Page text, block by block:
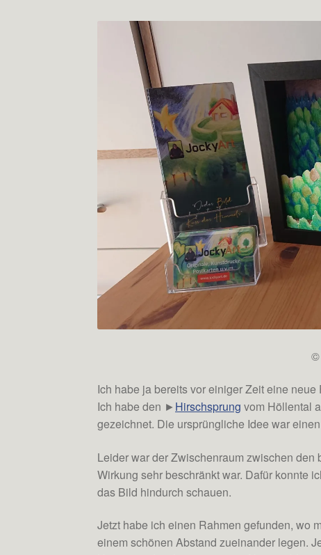
©
Ich habe ja bereits vor einiger Zeit eine
Ich habe den ► Hirschsprung vom Höllental
gezeichnet. Die ursprüngliche Idee war
Leider war der Zwischenraum zwischen
Wirkung sehr beschränkt war. Dafür konnte
das Bild hindurch schauen.
Jetzt habe ich einen Rahmen gefunden, wo
einem schönen Abstand zueinander legen.